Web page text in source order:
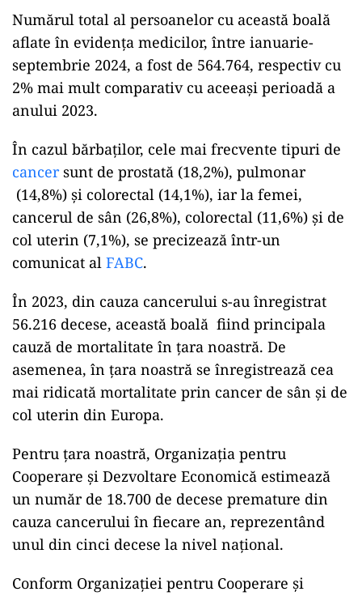
Numărul total al persoanelor cu această boală
aflate în evidența medicilor, între ianuarie-
septembrie 2024, a fost de 564.764, respectiv cu
2% mai mult comparativ cu aceeași perioadă a
anului 2023.
ad
În cazul bărbaților, cele mai frecvente tipuri de
cancersunt de prostată (18,2%), pulmonar
cancerul de sân (26,8%), colorectal (11,6%) și de
col uterin (7,1%), se precizează într-un
comunicat al FABC.
În 2023, din cauza cancerului s-au înregistrat
cauză de mortalitate în țara noastră. De